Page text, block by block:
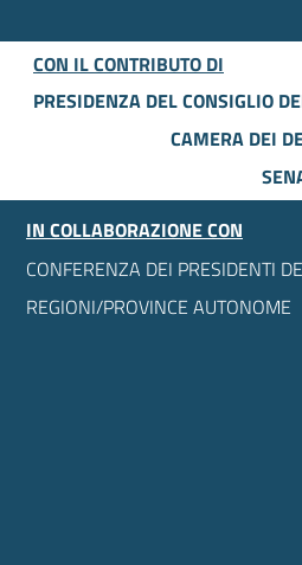
CON IL CONTRIBUTO DI
PRESIDENZA DEL CONSIGLIO
CAMERA DEI
IN COLLABORAZIONE CON
CONFERENZA DEI PRESIDENTI
REGIONI/PROVINCE AUTONOME